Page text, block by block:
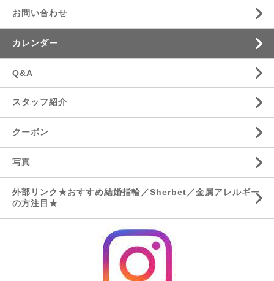
お問い合わせ
カレンダー
Q&A
スタッフ紹介
クーポン
写真
外部リンク★おすすめ結婚指輪／Sherbet／金属アレルギー
の方注目★